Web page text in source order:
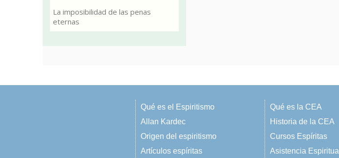
La imposibilidad de las penas
eternas
Qué es el Espiritismo
Allan Kardec
Origen del espiritismo
Artículos espíritas
Qué es la CEA
Historia de la CEA
Cursos Espíritas
Asistencia Espiritual